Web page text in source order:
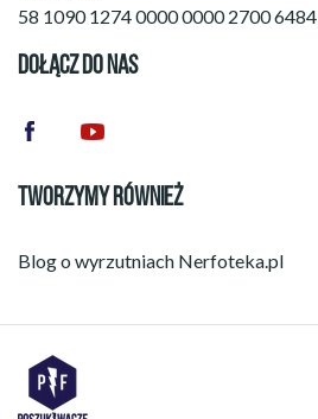
58 1090 1274 0000 0000 2700 6484
DOŁĄCZ DO NAS
TWORZYMY RÓWNIEŻ
Blog o wyrzutniach Nerfoteka.pl